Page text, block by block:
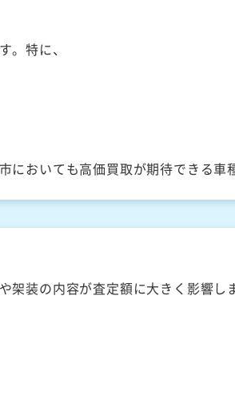
。特に、
おいても高価買取が期待できる車
装の内容が査定額に大きく影響し